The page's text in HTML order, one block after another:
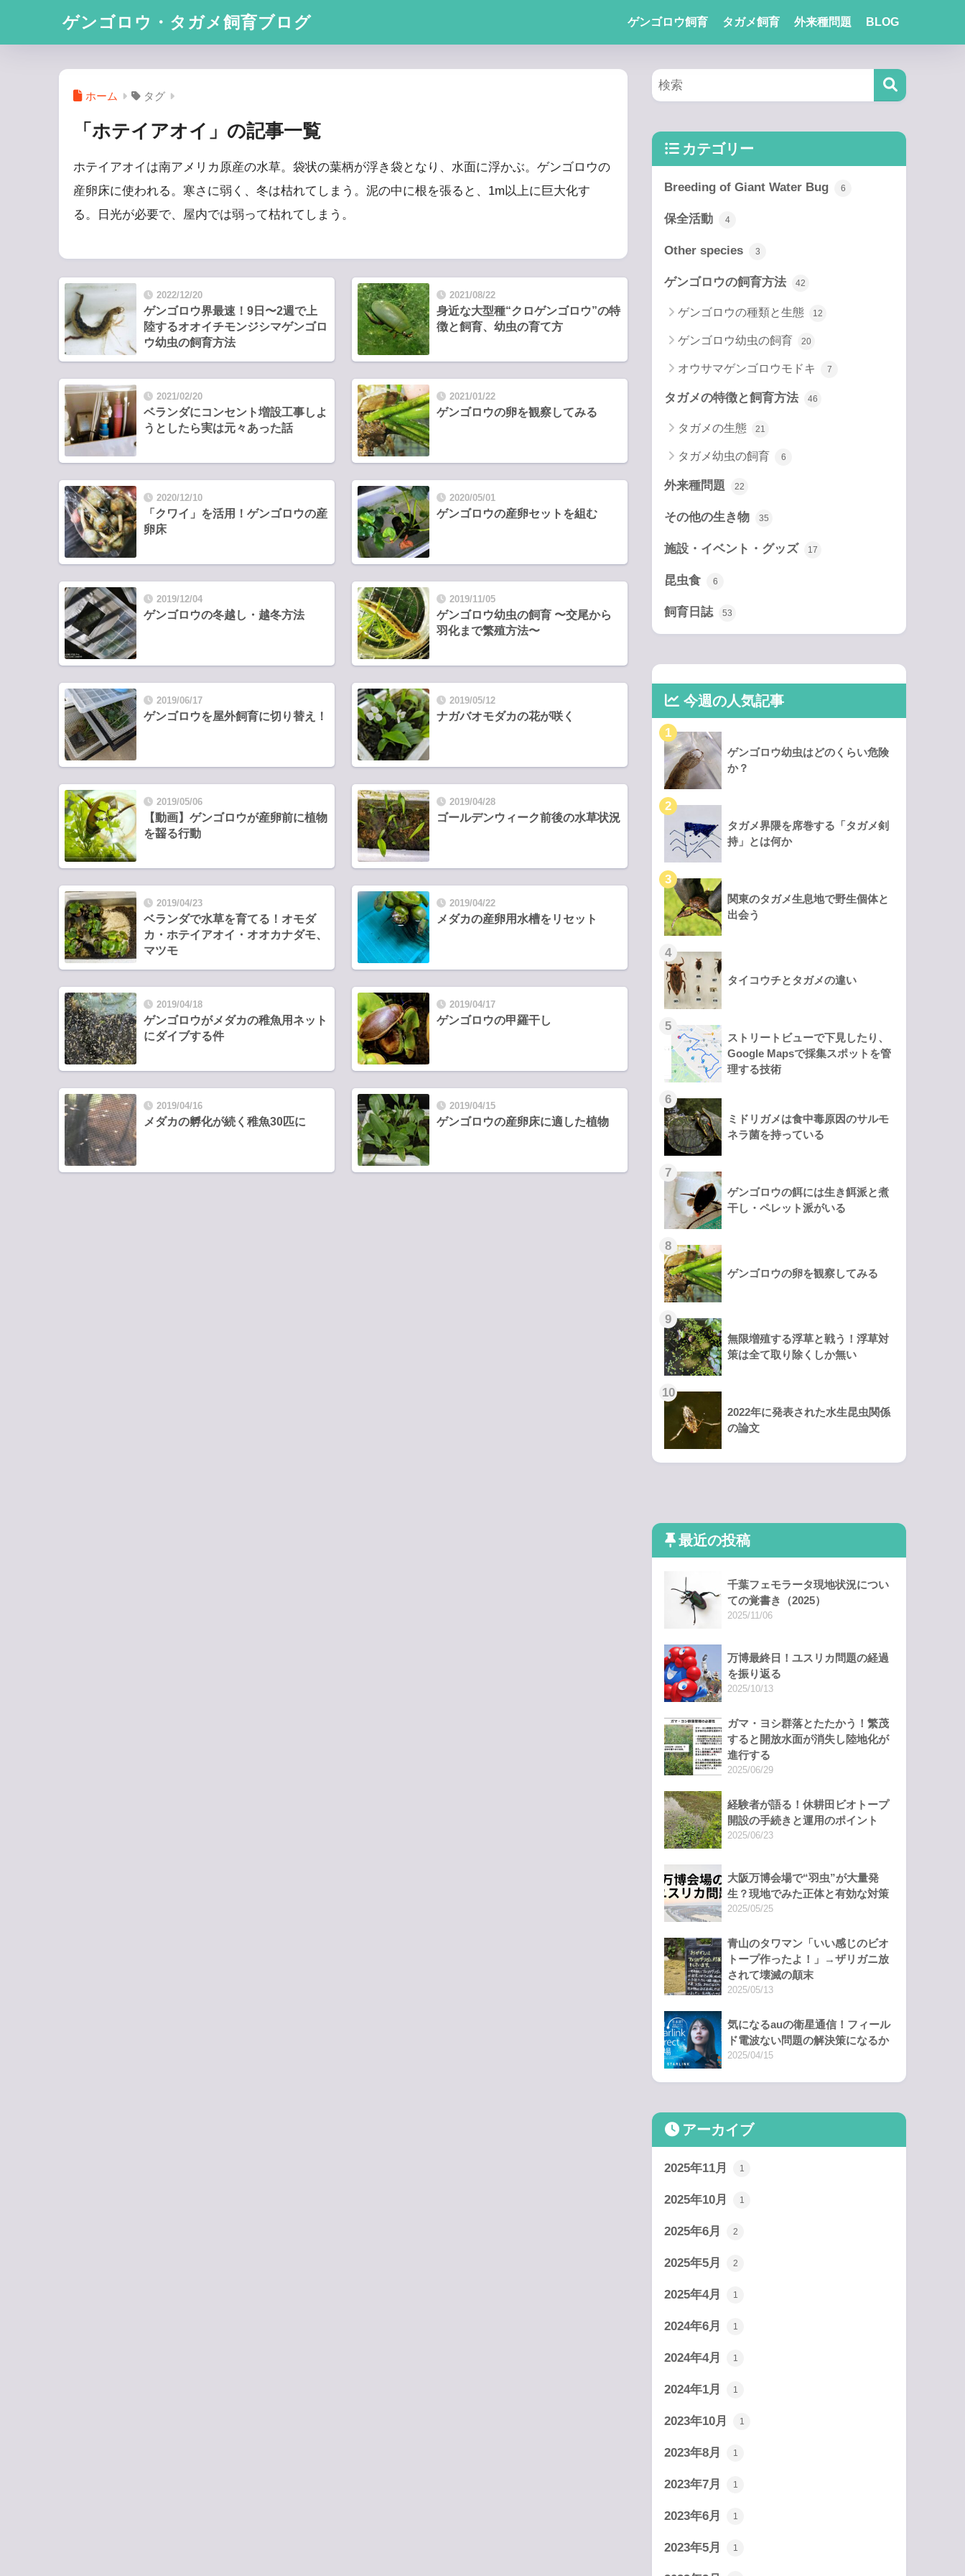
ゲンゴロウ・タガメ飼育ブログ ゲンゴロウ飼育 タガメ飼育 外来種問題 BLOG
ホーム タグ
「ホテイアオイ」の記事一覧
ホテイアオイは南アメリカ原産の水草。袋状の葉柄が浮き袋となり、水面に浮かぶ。ゲンゴロウの
産卵床に使われる。寒さに弱く、冬は枯れてしまう。泥の中に根を張ると、1m以上に巨大化す
る。日光が必要で、屋内では弱って枯れてしまう。
2022/12/20
ゲンゴロウ界最速！9日〜2週で上
陸するオオイチモンジシマゲンゴロ
ウ幼虫の飼育方法
2021/08/22
身近な大型種“クロゲンゴロウ”の特
徴と飼育、幼虫の育て方
2021/02/20
ベランダにコンセント増設工事しよ
うとしたら実は元々あった話
2021/01/22
ゲンゴロウの卵を観察してみる
2020/12/10
「クワイ」を活用！ゲンゴロウの産
卵床
2020/05/01
ゲンゴロウの産卵セットを組む
2019/12/04
ゲンゴロウの冬越し・越冬方法
2019/11/05
ゲンゴロウ幼虫の飼育 〜交尾から
羽化まで繁殖方法〜
2019/06/17
ゲンゴロウを屋外飼育に切り替え！
2019/05/12
ナガバオモダカの花が咲く
2019/05/06
【動画】ゲンゴロウが産卵前に植物
を齧る行動
2019/04/28
ゴールデンウィーク前後の水草状況
2019/04/23
ベランダで水草を育てる！オモダ
カ・ホテイアオイ・オオカナダモ、
マツモ
2019/04/22
メダカの産卵用水槽をリセット
2019/04/18
ゲンゴロウがメダカの稚魚用ネット
にダイブする件
2019/04/17
ゲンゴロウの甲羅干し
2019/04/16
メダカの孵化が続く稚魚30匹に
2019/04/15
ゲンゴロウの産卵床に適した植物
カテゴリー
Breeding of Giant Water Bug 6
保全活動 4
Other species 3
ゲンゴロウの飼育方法 42
ゲンゴロウの種類と生態 12
ゲンゴロウ幼虫の飼育 20
オウサマゲンゴロウモドキ 7
タガメの特徴と飼育方法 46
タガメの生態 21
タガメ幼虫の飼育 6
外来種問題 22
その他の生き物 35
施設・イベント・グッズ 17
昆虫食 6
飼育日誌 53
今週の人気記事
ゲンゴロウ幼虫はどのくらい危険
か？
タガメ界隈を席巻する「タガメ剣
持」とは何か
関東のタガメ生息地で野生個体と
出会う
タイコウチとタガメの違い
ストリートビューで下見したり、
Google Mapsで採集スポットを管
理する技術
ミドリガメは食中毒原因のサルモ
ネラ菌を持っている
ゲンゴロウの餌には生き餌派と煮
干し・ペレット派がいる
ゲンゴロウの卵を観察してみる
無限増殖する浮草と戦う！浮草対
策は全て取り除くしか無い
2022年に発表された水生昆虫関係
の論文
最近の投稿
千葉フェモラータ現地状況につい
ての覚書き（2025）
2025/11/06
万博最終日！ユスリカ問題の経過
を振り返る
2025/10/13
ガマ・ヨシ群落とたたかう！繁茂
すると開放水面が消失し陸地化が
進行する
2025/06/29
経験者が語る！休耕田ビオトープ
開設の手続きと運用のポイント
2025/06/23
大阪万博会場で“羽虫”が大量発
生？現地でみた正体と有効な対策
2025/05/25
青山のタワマン「いい感じのビオ
トープ作ったよ！」→ザリガニ放
されて壊滅の顛末
2025/05/13
気になるauの衛星通信！フィール
ド電波ない問題の解決策になるか
2025/04/15
アーカイブ
2025年11月 1
2025年10月 1
2025年6月 2
2025年5月 2
2025年4月 1
2024年6月 1
2024年4月 1
2024年1月 1
2023年10月 1
2023年8月 1
2023年7月 1
2023年6月 1
2023年5月 1